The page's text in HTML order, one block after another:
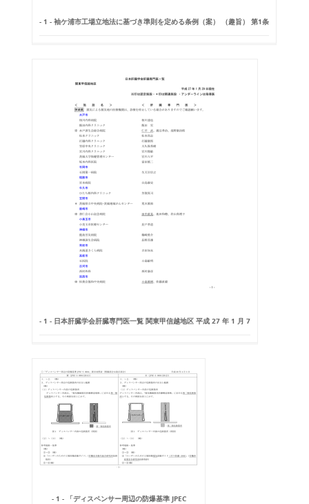
- 1 - 袖ケ浦市工場立地法に基づき準則を定める条例（案） （趣旨） 第1条
- 1 - 日本肝臓学会肝臓専門医一覧 関東甲信越地区 平成 27 年 1 月 7
- 1 - 「ディスペンサー周辺の防爆基準 JPEC